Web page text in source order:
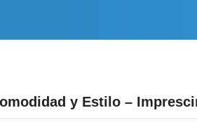
y Estilo –